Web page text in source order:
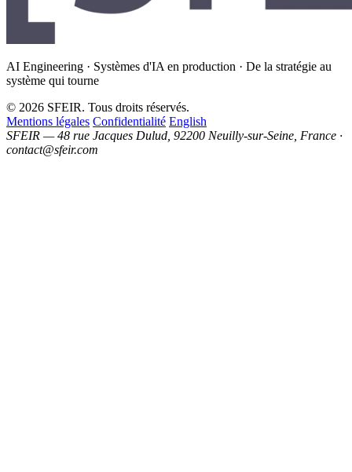
AI Engineering · Systèmes d'IA en production · De la stratégie au
système qui tourne
© 2026 SFEIR. Tous droits réservés.
Mentions légales Confidentialité English
SFEIR — 48 rue Jacques Dulud, 92200 Neuilly-sur-Seine, France ·
contact@sfeir.com